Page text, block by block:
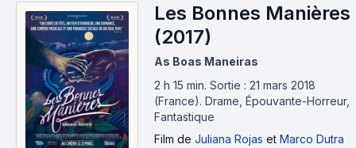
Les Bonnes Manières
(2017)
As Boas Maneiras
2 h 15 min. Sortie : 21 mars 2018
(France). Drame, Épouvante-Horreur,
Fantastique
Film de Juliana Rojas et Marco Dutra